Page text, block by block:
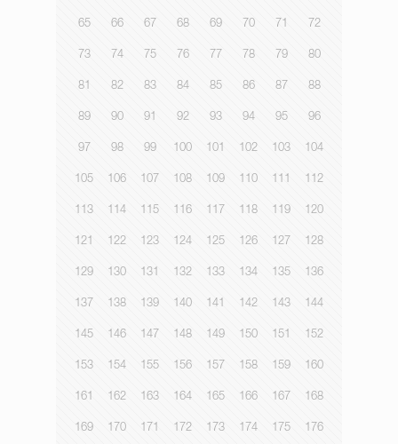
65 66 67 68 69 70 71 72
73 74 75 76 77 78 79 80
81 82 83 84 85 86 87 88
89 90 91 92 93 94 95 96
97 98 99 100 101 102 103 104
105 106 107 108 109 110 111 112
113 114 115 116 117 118 119 120
121 122 123 124 125 126 127 128
129 130 131 132 133 134 135 136
137 138 139 140 141 142 143 144
145 146 147 148 149 150 151 152
153 154 155 156 157 158 159 160
161 162 163 164 165 166 167 168
169 170 171 172 173 174 175 176